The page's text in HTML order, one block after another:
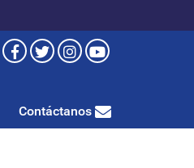
Contáctanos